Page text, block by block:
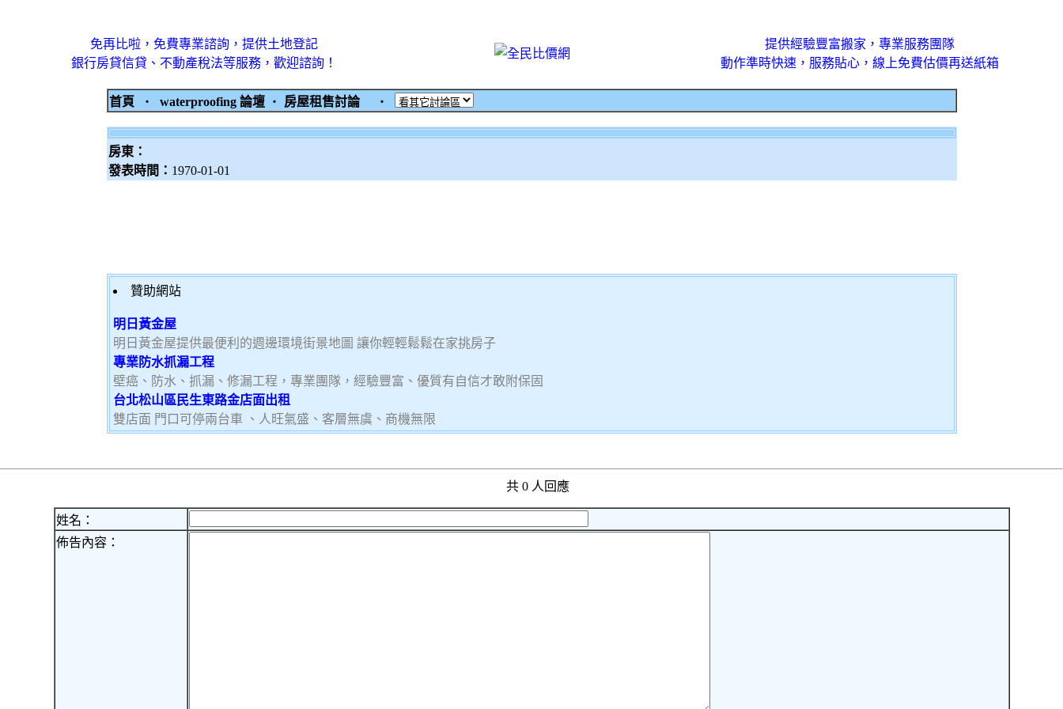
免再比啦，免費專業諮詢，提供土地登記
銀行房貸信貸、不動產稅法等服務，歡迎諮詢！
提供經驗豐富搬家，專業服務團隊
動作準時快速，服務貼心，線上免費估價再送紙箱
首頁 ‧ waterproofing 論壇 ‧ 房屋租售討論 ‧
房東：
發表時間： 1970-01-01
贊助網站
明日黃金屋
明日黃金屋提供最便利的週邊環境街景地圖 讓你輕輕鬆鬆在家挑房子
專業防水抓漏工程
壁癌、防水、抓漏、修漏工程，專業團隊，經驗豐富、優質有自信才敢附保固
台北松山區民生東路金店面出租
雙店面 門口可停兩台車 、人旺氣盛、客層無虞、商機無限
共 0 人回應
姓名：
佈告內容：